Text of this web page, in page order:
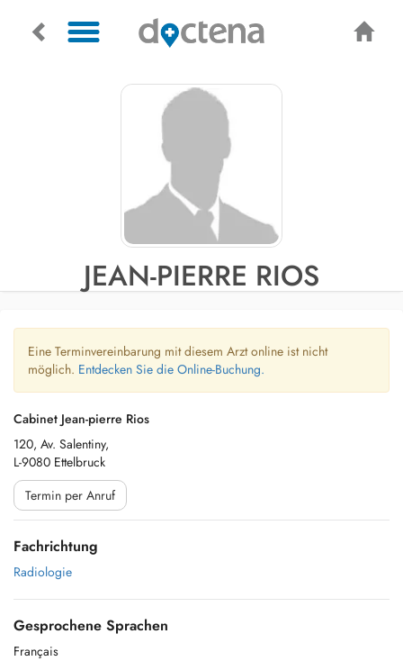
JEAN-PIERRE RIOS
Eine Terminvereinbarung mit diesem Arzt online ist nicht
möglich. Entdecken Sie die Online-Buchung.
Cabinet Jean-pierre Rios
120, Av. Salentiny,
L-9080 Ettelbruck
Termin per Anruf
Fachrichtung
Radiologie
Gesprochene Sprachen
Français